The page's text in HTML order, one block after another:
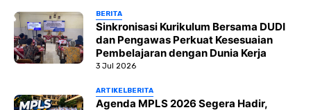
BERITA
Sinkronisasi Kurikulum Bersama DUDI
dan Pengawas Perkuat Kesesuaian
Pembelajaran dengan Dunia Kerja
3 Jul 2026
ARTIKELBERITA
Agenda MPLS 2026 Segera Hadir,